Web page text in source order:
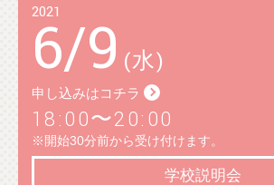
2021
6/9 (水)
申し込みはコチラ
18:00〜20:00
※開始30分前から受け付けます。
学校説明会